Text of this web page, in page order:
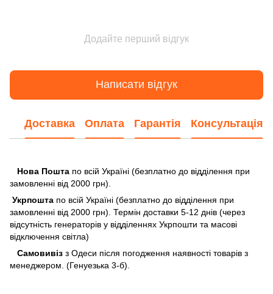
Додайте перший відгук
Написати відгук
Доставка Оплата Гарантія Консультація
Нова Пошта по всій Україні (безплатно до відділення при
замовленні від 2000 грн).
Укрпошта по всій Україні (безплатно до відділення при
замовленні від 2000 грн). Термін доставки 5-12 днів (через
відсутність генераторів у відділеннях Укрпошти та масові
відключення світла)
Самовивіз з Одеси після погодження наявності товарів з
менеджером. (Генуезька 3-б).